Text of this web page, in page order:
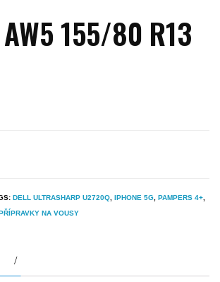
155/80 R13
DELL ULTRASHARP U2720Q, IPHONE 5G, PAMPERS 4+,
PŘÍPRAVKY NA VOUSY